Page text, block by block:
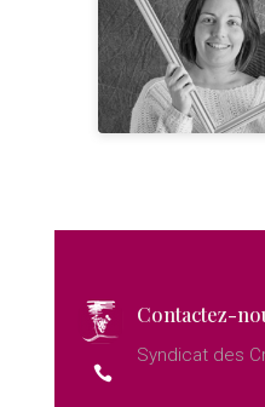
Contactez-
Syndicat des